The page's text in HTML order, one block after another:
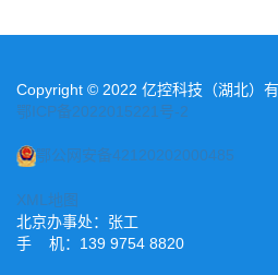
Copyright © 2022 亿控科技（湖北）
鄂ICP备2022015221号-2
鄂公网安备42120202000485
XML地图
北京办事处：张工
手 机：139 9754 8820